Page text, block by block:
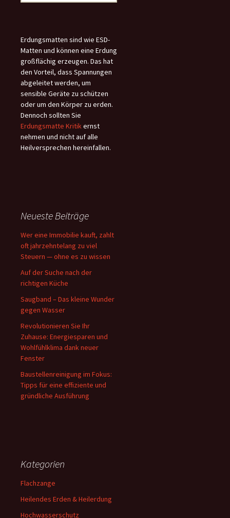
Erdungsmatten sind wie ESD-
Matten und können eine Erdung
großflächig erzeugen. Das hat
den Vorteil, dass Spannungen
abgeleitet werden, um
sensible Geräte zu schützen
oder um den Körper zu erden.
Dennoch sollten Sie
Erdungsmatte Kritikernst
nehmen und nicht auf alle
Heilversprechen hereinfallen.
Neueste Beiträge
Wer eine Immobilie kauft, zahlt
oft jahrzehntelang zu viel
Steuern — ohne es zu wissen
Auf der Suche nach der
richtigen Küche
Saugband – Das kleine Wunder
gegen Wasser
Revolutionieren Sie Ihr
Zuhause: Energiesparen und
Wohlfühlklima dank neuer
Fenster
Baustellenreinigung im Fokus:
Tipps für eine effiziente und
gründliche Ausführung
Kategorien
Flachzange
Heilendes Erden & Heilerdung
Hochwasserschutz